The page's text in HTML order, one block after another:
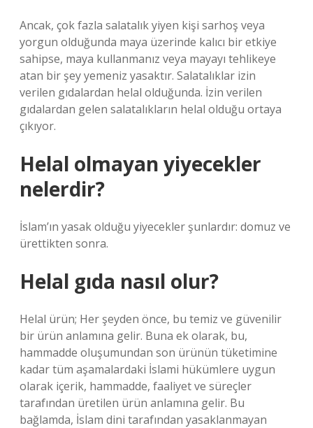
Ancak, çok fazla salatalık yiyen kişi sarhoş veya
yorgun olduğunda maya üzerinde kalıcı bir etkiye
sahipse, maya kullanmanız veya mayayı tehlikeye
atan bir şey yemeniz yasaktır. Salatalıklar izin
verilen gıdalardan helal olduğunda. İzin verilen
gıdalardan gelen salatalıkların helal olduğu ortaya
çıkıyor.
Helal olmayan yiyecekler
nelerdir?
İslam’ın yasak olduğu yiyecekler şunlardır: domuz ve
ürettikten sonra.
Helal gıda nasıl olur?
Helal ürün; Her şeyden önce, bu temiz ve güvenilir
bir ürün anlamına gelir. Buna ek olarak, bu,
hammadde oluşumundan son ürünün tüketimine
kadar tüm aşamalardaki İslami hükümlere uygun
olarak içerik, hammadde, faaliyet ve süreçler
tarafından üretilen ürün anlamına gelir. Bu
bağlamda, İslam dini tarafından yasaklanmayan